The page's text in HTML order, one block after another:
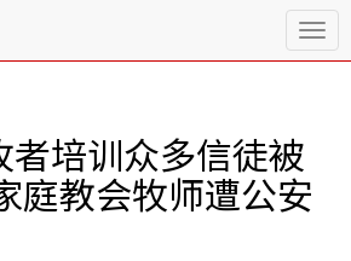
T
o
者培训众多信徒被
庭教会牧师遭公安